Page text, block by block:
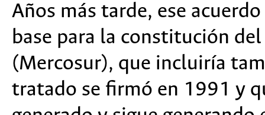
Años más tarde, ese
base para la constitución
(Mercosur), que incluiría
tratado se firmó en 1991 y